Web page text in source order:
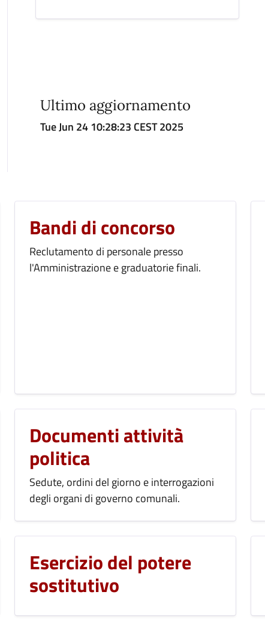
Ultimo aggiornamento
Tue Jun 24 10:28:23 CEST 2025
Bandi di concorso
Reclutamento di personale presso
l'Amministrazione e graduatorie finali.
Documenti attività
politica
Sedute, ordini del giorno e interrogazioni
degli organi di governo comunali.
Esercizio del potere
sostitutivo